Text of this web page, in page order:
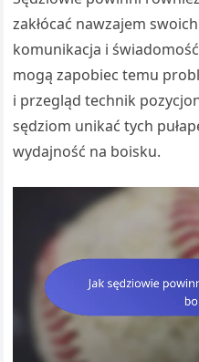
zakłócać nawzajem
komunikacja i
mogą zapobiec temu
i przegląd technik
sędziom unikać tych
wydajność na boisku.